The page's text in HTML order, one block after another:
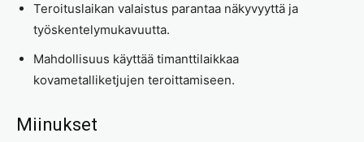
Teroituslaikan valaistus parantaa näkyvyyttä ja
työskentelymukavuutta.
Mahdollisuus käyttää timanttilaikkaa
kovametalliketjujen teroittamiseen.
Miinukset